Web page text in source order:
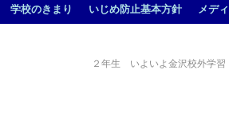
学校のきまり いじめ防止基本方針 メデ
２年生 いよいよ金沢校外学習